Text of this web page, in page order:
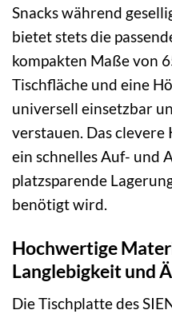
Snacks während
bietet stets die
kompakten Maße von
Tischfläche und eine
universell einsetzbar
verstauen. Das
ein schnelles Auf- und
platzsparende
benötigt wird.
Hochwertige
Langlebigkeit und
Die Tischplatte des